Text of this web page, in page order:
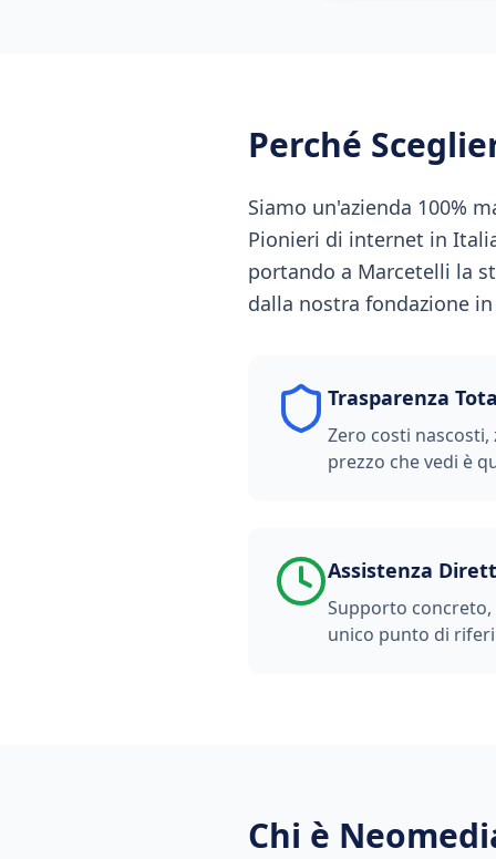
Perché
Siamo un'azienda 100%
Pionieri di internet in
portando a Marcetelli la
dalla nostra fondazione
Trasparenza
Zero costi
prezzo che vedi è
Assistenza
Supporto
unico punto di
Chi è